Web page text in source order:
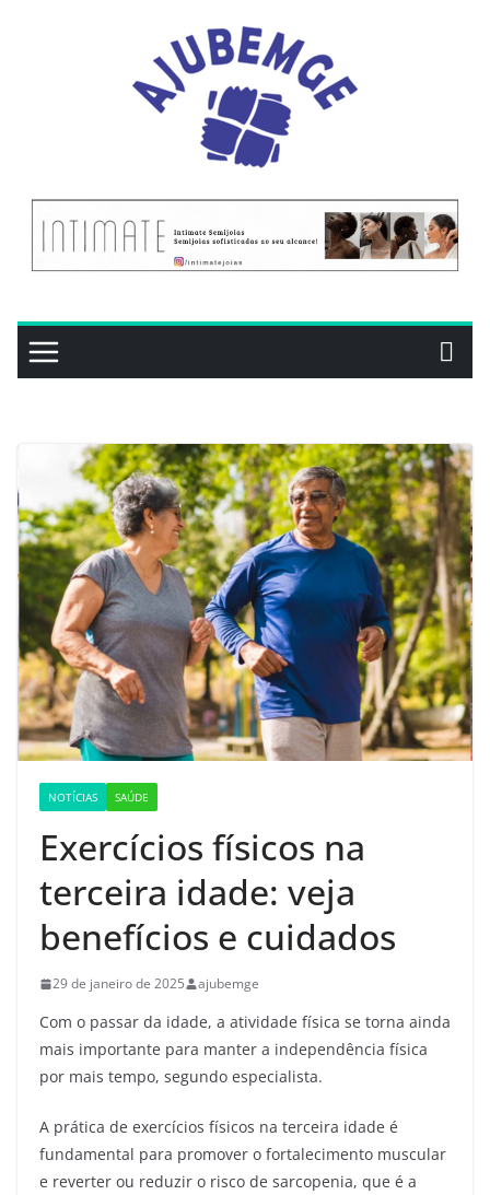
NOTÍCIAS SAÚDE
Exercícios físicos na
terceira idade: veja
benefícios e cuidados
29 de janeiro de 2025 ajubemge
Com o passar da idade, a atividade física se torna ainda
mais importante para manter a independência física
por mais tempo, segundo especialista.
A prática de exercícios físicos na terceira idade é
fundamental para promover o fortalecimento muscular
e reverter ou reduzir o risco de sarcopenia, que é a